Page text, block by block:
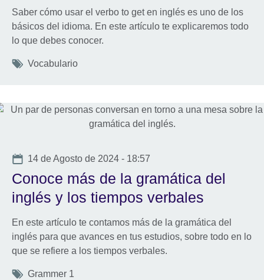
Saber cómo usar el verbo to get en inglés es uno de los
básicos del idioma. En este artículo te explicaremos todo
lo que debes conocer.
Tags
Vocabulario
Date
14 de Agosto de 2024 - 18:57
Conoce más de la gramática del
inglés y los tiempos verbales
En este artículo te contamos más de la gramática del
inglés para que avances en tus estudios, sobre todo en lo
que se refiere a los tiempos verbales.
Tags
Grammer 1